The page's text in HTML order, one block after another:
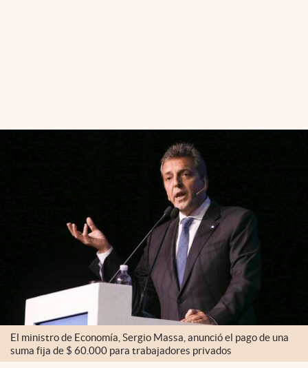
El ministro de Economía, Sergio Massa, anunció el pago de una
suma fija de $ 60.000 para trabajadores privados